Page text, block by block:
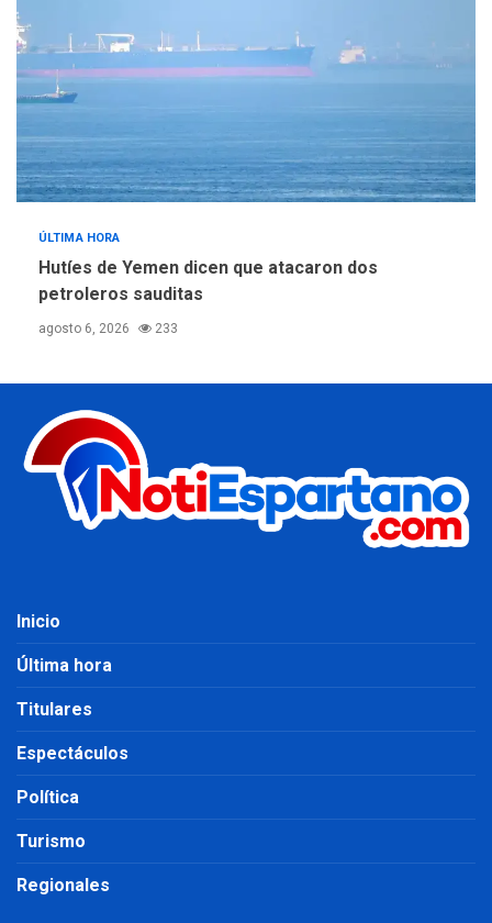
ÚLTIMA HORA
Hutíes de Yemen dicen que atacaron dos
petroleros sauditas
agosto 6, 2026 233
Inicio
Última hora
Titulares
Espectáculos
Política
Turismo
Regionales